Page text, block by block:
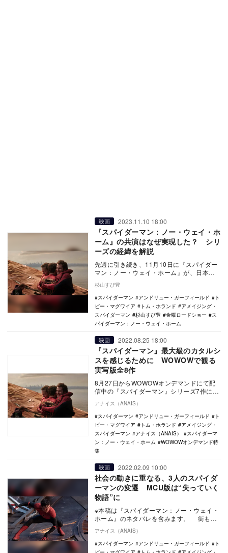
映画 2023.11.10 18:00
『スパイダーマン：ノー・ウェイ・ホ
ーム』の共演はなぜ実現した？ シリ
ーズの経緯を解説
先週に引き続き、11月10日に『スパイダー
マン：ノー・ウェイ・ホーム』が、日本テ
ます。本作…
杉山すぴ豊
スパイダーマン
アンドリュー・ガーフィールド
ト
ビー・マグワイア
トム・ホランド
アメイジング・
スパイダーマン
杉山すぴ豊 金曜ロードショー
ス
パイダーマン：ノー・ウェイ・ホーム
映画 2022.08.25 18:00
『スパイダーマン』最大級のカタルシ
スを感じるために WOWOWで観る
実写版全8作
8月27日からWOWOWオンデマンドにて配
信中の『スパイダーマン』シリーズ7作に、
ホーム』…
アナイス（ANAIS）
スパイダーマン
アンドリュー・ガーフィールド
ト
ビー・マグワイア
トム・ホランド
アメイジング・
スパイダーマン
アナイス（ANAIS）
スパイダーマ
ン：ノー・ウェイ・ホーム
WOWOWオンデマンド特
集
映画 2022.02.09 10:00
社会の動きに重なる、3人のスパイダ
ーマンの変遷 MCU版は“失っていく
物語”に
※本稿は『スパイダーマン：ノー・ウェイ・
ホーム』のネタバレを含みます。 街も、
いく。2…
アナイス（ANAIS）
スパイダーマン
アンドリュー・ガーフィールド
ト